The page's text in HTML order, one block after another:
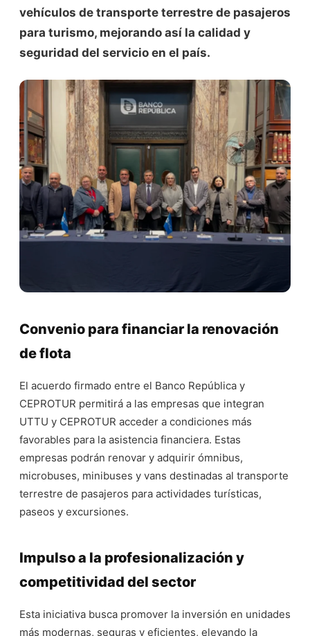
vehículos de transporte terrestre de pasajeros
para turismo, mejorando así la calidad y
seguridad del servicio en el país.
Convenio para financiar la renovación
de flota
El acuerdo firmado entre el Banco República y
CEPROTUR permitirá a las empresas que integran
UTTU y CEPROTUR acceder a condiciones más
favorables para la asistencia financiera. Estas
empresas podrán renovar y adquirir ómnibus,
microbuses, minibuses y vans destinadas al transporte
terrestre de pasajeros para actividades turísticas,
paseos y excursiones.
Impulso a la profesionalización y
competitividad del sector
Esta iniciativa busca promover la inversión en unidades
más modernas, seguras y eficientes, elevando la